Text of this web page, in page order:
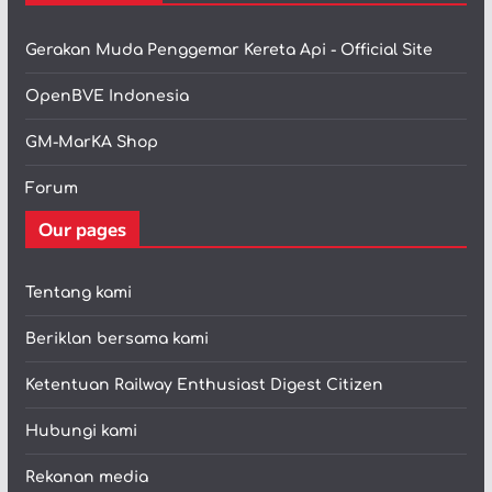
Gerakan Muda Penggemar Kereta Api - Official Site
OpenBVE Indonesia
GM-MarKA Shop
Forum
Our pages
Tentang kami
Beriklan bersama kami
Ketentuan Railway Enthusiast Digest Citizen
Hubungi kami
Rekanan media